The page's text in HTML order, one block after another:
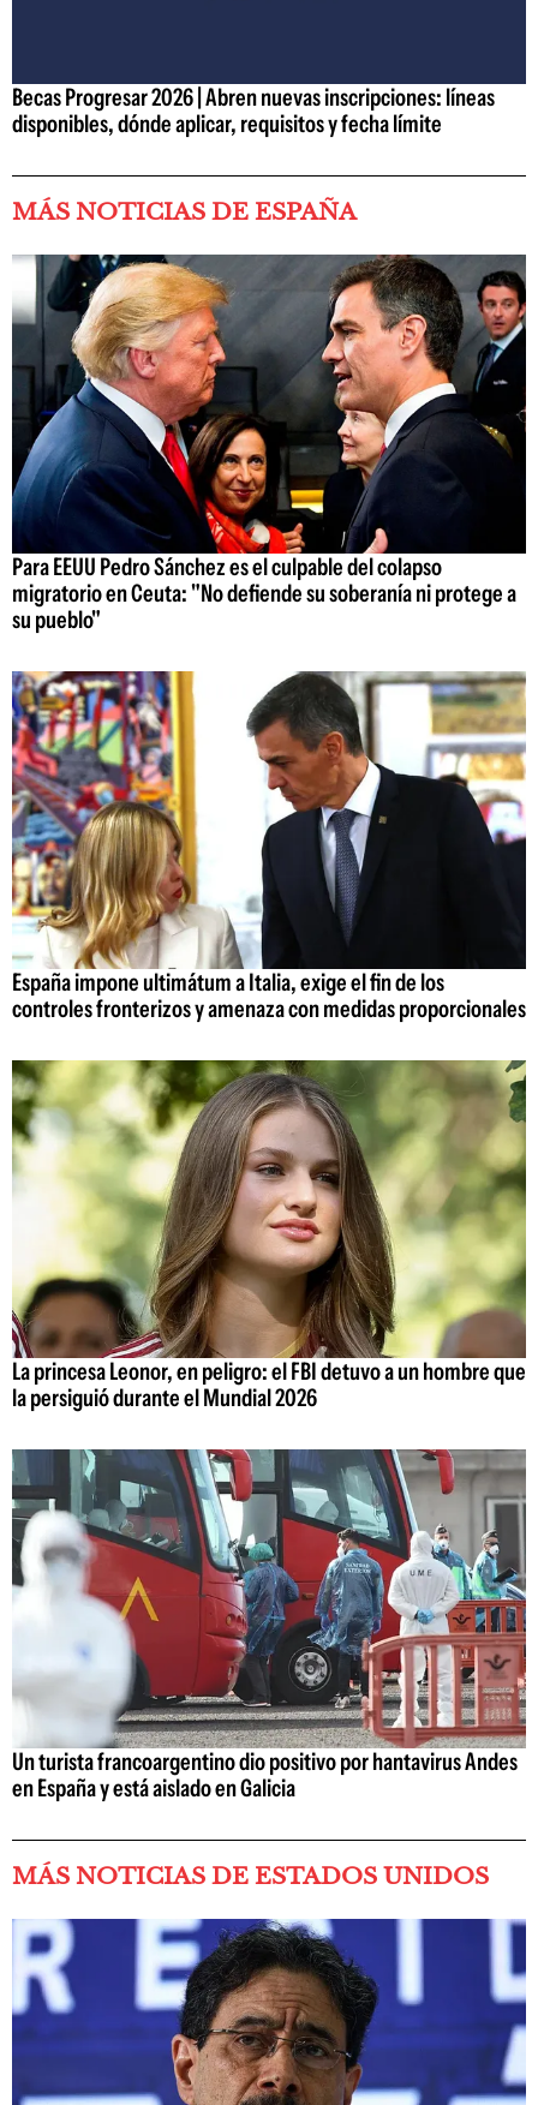
Becas Progresar 2026 | Abren nuevas inscripciones: líneas
disponibles, dónde aplicar, requisitos y fecha límite
MÁS NOTICIAS DE ESPAÑA
Para EEUU Pedro Sánchez es el culpable del colapso
migratorio en Ceuta: "No defiende su soberanía ni protege a
su pueblo"
España impone ultimátum a Italia, exige el fin de los
controles fronterizos y amenaza con medidas proporcionales
La princesa Leonor, en peligro: el FBI detuvo a un hombre que
la persiguió durante el Mundial 2026
Un turista francoargentino dio positivo por hantavirus Andes
en España y está aislado en Galicia
MÁS NOTICIAS DE ESTADOS UNIDOS